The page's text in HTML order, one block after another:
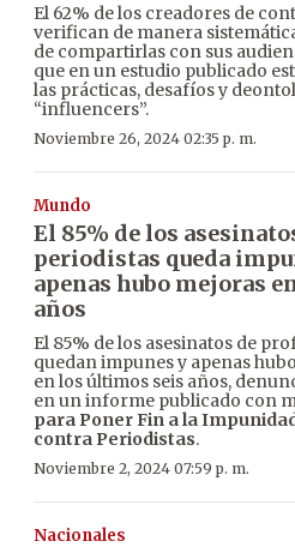
El 62% de los creadores de
verifican de manera
de compartirlas con sus
que en un estudio publicado
las prácticas, desafíos y
“influencers”.
Noviembre 26, 2024 02:35 p. m.
Mundo
El 85% de los
periodistas queda
apenas hubo mejoras
años
El 85% de los asesinatos de
quedan impunes y apenas
en los últimos seis años,
en un informe publicado con
para Poner Fin a la
contra Periodistas.
Noviembre 2, 2024 07:59 p. m.
Nacionales